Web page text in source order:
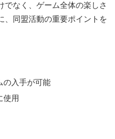
でなく、ゲーム全体の楽しさ
、同盟活動の重要ポイントを
の入手が可能
使用